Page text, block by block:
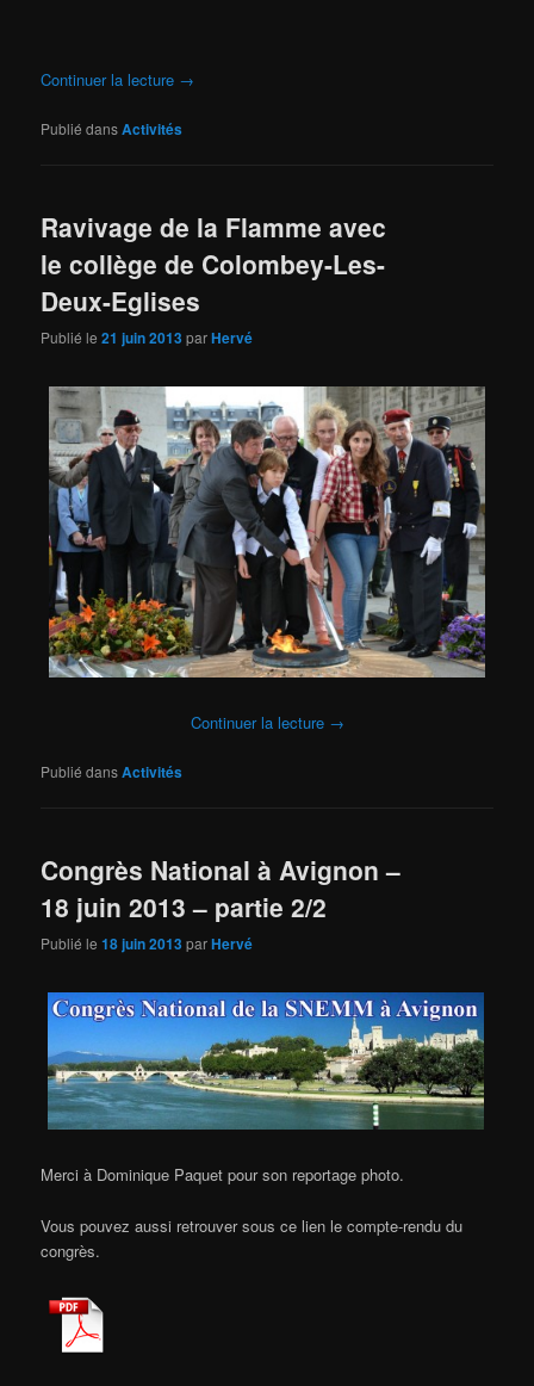
Continuer la lecture →
Publié dansActivités
Ravivage de la Flamme avec
le collège de Colombey-Les-
Deux-Eglises
Publié le21 juin 2013parHervé
Continuer la lecture →
Publié dansActivités
Congrès National à Avignon –
18 juin 2013 – partie 2/2
Publié le18 juin 2013parHervé
Merci à Dominique Paquet pour son reportage photo.
Vous pouvez aussi retrouver sous ce lien le compte-rendu du
congrès.